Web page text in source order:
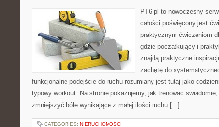
PT6.pl to nowoczesny
całości poświęcony jest
praktycznym ćwiczeniom
gdzie początkujący i
znajdą praktyczne
zachętę do
funkcjonalne podejście do ruchu rozumiany jest tutaj jako
typowy workout. Na stronie pokazujemy, jak trenować świadomie,
zmniejszyć bóle wynikające z małej ilości ruchu […]
CATEGORIES: NIERUCHOMOŚCI